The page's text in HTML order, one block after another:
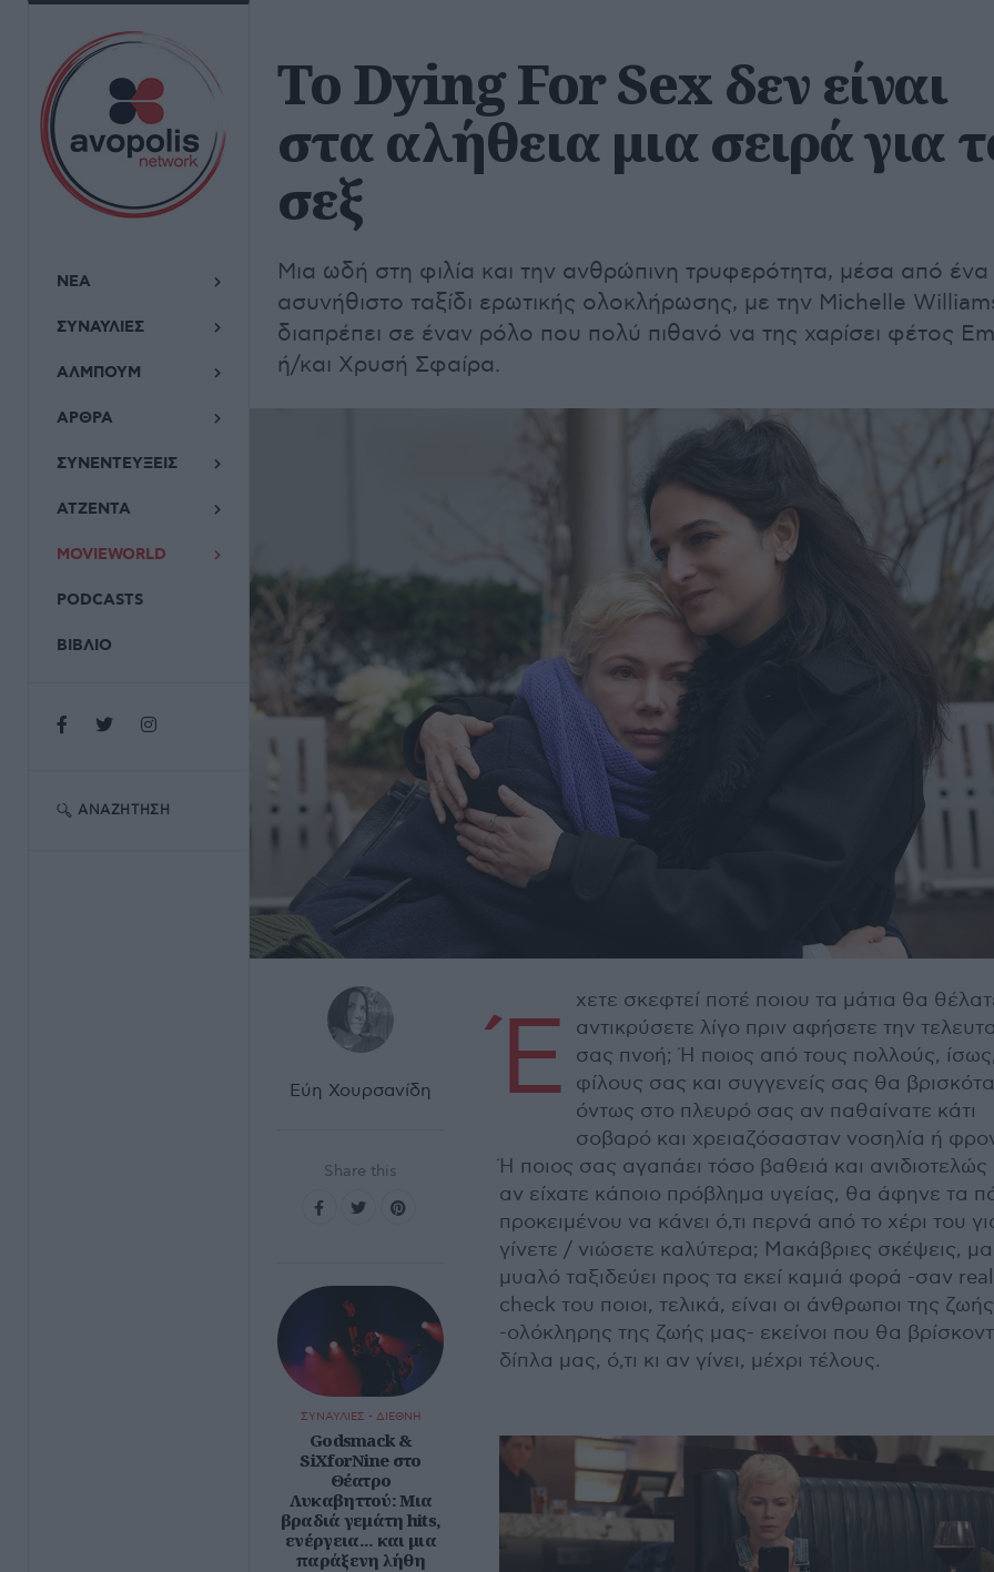
ΝΕΑ
ΣΥΝΑΥΛΙΕΣ
ΑΛΜΠΟΥΜ
ΑΡΘΡΑ
ΣΥΝΕΝΤΕΥΞΕΙΣ
ΑΤΖΕΝΤΑ
MOVIEWORLD
PODCASTS
ΒΙΒΛΙΟ
ΑΝΑΖΉΤΗΣΗ
To Dying For Sex δεν είναι
στα αλήθεια μια σειρά για
σεξ
Μια ωδή στη φιλία και την ανθρώπινη τρυφερότητα, μέσα από ένα
ασυνήθιστο ταξίδι ερωτικής ολοκλήρωσης, με την Michelle
διαπρέπει σε έναν ρόλο που πολύ πιθανό να της χαρίσει φέτος
ή/και Χρυσή Σφαίρα.
Εύη Χουρσανίδη
Share this
ΣΥΝΑΥΛΙΕΣ - ΔΙΕΘΝΗ
Godsmack &
SiXforNine στο
Θέατρο
Λυκαβηττού: Μια
βραδιά γεμάτη hits,
ενέργεια... και μια
παράξενη λήθη
Έ
χετε σκεφτεί ποτέ ποιου τα μάτια θα
αντικρύσετε λίγο πριν αφήσετε την
σας πνοή; Ή ποιος από τους πολλούς, ίσως,
φίλους σας και συγγενείς σας θα
όντως στο πλευρό σας αν παθαίνατε κάτι
σοβαρό και χρειαζόσασταν νοσηλία ή
Ή ποιος σας αγαπάει τόσο βαθειά και ανιδιοτελώς
αν είχατε κάποιο πρόβλημα υγείας, θα άφηνε τα
προκειμένου να κάνει ό,τι περνά από το χέρι του
γίνετε / νιώσετε καλύτερα; Μακάβριες σκέψεις,
μυαλό ταξιδεύει προς τα εκεί καμιά φορά -σαν
check του ποιοι, τελικά, είναι οι άνθρωποι της
-ολόκληρης της ζωής μας- εκείνοι που θα
δίπλα μας, ό,τι κι αν γίνει, μέχρι τέλους.